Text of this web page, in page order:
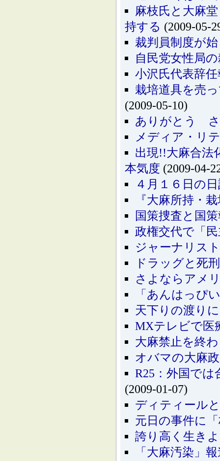
麻枝氏と大麻
持する (2009-05-
裁判員制度が
自民党女性局
小沢氏代表辞
栽培道具を売
(2009-05-10)
ありがとう
メディア・リ
出現!!大麻合法
本気度 (2009-04-
４月１６日の
『大麻所持・
国策捜査と国
政権交代で「
ジャーナリス
ドラッグと死
さよならアメ
「あんはっぴ
天下りの渡り
MXテレビで医
大麻禁止を終
オバマの大麻
R25：外国で
(2009-01-07)
ディティール
元日の事件に
誇り高く生き
「大麻汚染」